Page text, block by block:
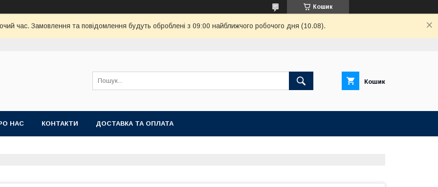
Кошик
час. Замовлення та повідомлення будуть оброблені з 09:00 найближчого робочого дня (10.08).
Кошик
НАС КОНТАКТИ ДОСТАВКА ТА ОПЛАТА